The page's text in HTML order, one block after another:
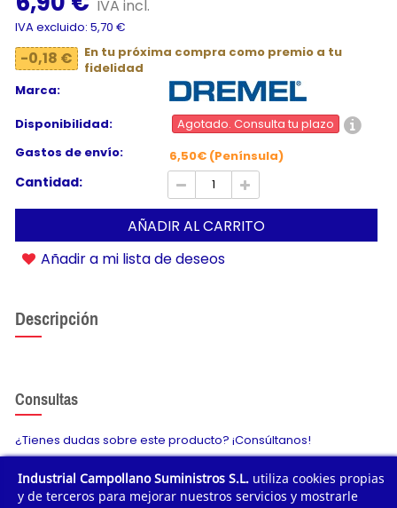
IVA incl.
IVA excluido: 5,70 €
-0,18 €
En tu próxima compra como premio a tu
fidelidad
Marca:
Disponibilidad:
Agotado. Consulta tu plazo
Gastos de envío:
6,50€ (Península)
Cantidad:
AÑADIR AL CARRITO
Añadir a mi lista de deseos
Descripción
Consultas
¿Tienes dudas sobre este producto? ¡Consúltanos!
Envíanos tu consulta
Industrial Campollano Suministros S.L. utiliza cookies propias
y de terceros para mejorar nuestros servicios y mostrarle